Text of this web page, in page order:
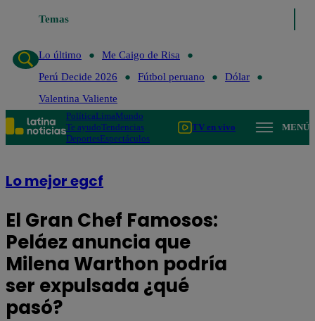
TemasLo último
Lo último
Me Caigo de Risa
Perú Decide 2026
Fútbol peruano
Dólar
Valentina Valiente
PolíticaLimaMundo
Te ayudoTendencias
DeportesEspectáculos
TV en vivo MENÚ
Lo mejor egcf
El Gran Chef Famosos:
Peláez anuncia que
Milena Warthon podría
ser expulsada ¿qué
pasó?